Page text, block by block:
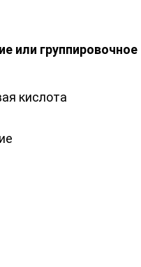
или группировочное
кислота